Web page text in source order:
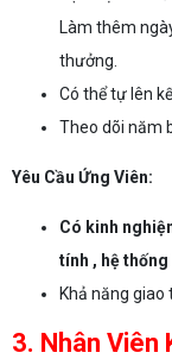
Làm thêm
thưởng.
Có thể tự lên
Theo dõi năm
Yêu Cầu Ứng Viên:
Có kinh
tính , hệ thống
Khả năng giao
3. Nhân Viên